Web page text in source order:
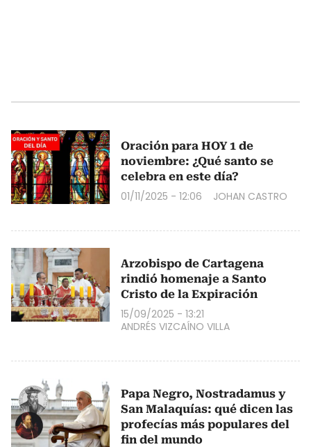
Oración para HOY 1 de
noviembre: ¿Qué santo se
celebra en este día?
01/11/2025 - 12:06 JOHAN CASTRO
Arzobispo de Cartagena
rindió homenaje a Santo
Cristo de la Expiración
15/09/2025 - 13:21
ANDRÉS VIZCAÍNO VILLA
Papa Negro, Nostradamus y
San Malaquías: qué dicen las
profecías más populares del
fin del mundo